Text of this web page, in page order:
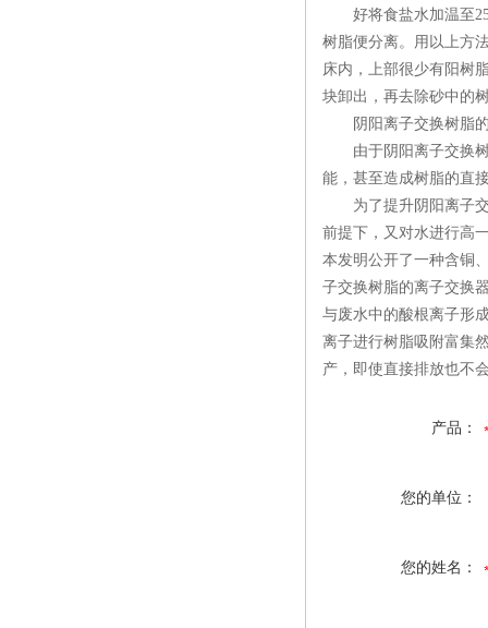
好将食盐水加温至
树脂便分离。用以上方
床内，上部很少有阳树
块卸出，再去除砂中的
阴阳离子交换树脂
由于阴阳离子交换树
能，甚至造成树脂的直
为了提升阴阳离子交
前提下，又对水进行高
本发明公开了一种含铜
子交换树脂的离子交换
与废水中的酸根离子形
离子进行树脂吸附富集
产，即使直接排放也不
产品：
您的单位：
您的姓名：